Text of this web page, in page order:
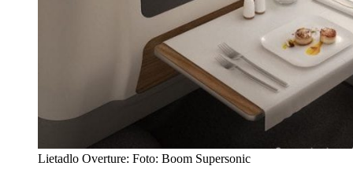
Lietadlo Overture: Foto: Boom Supersonic